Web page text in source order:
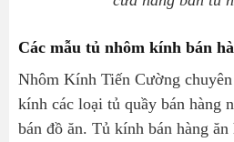
Các mẫu tủ nhôm kính bán
Nhôm Kính Tiến Cường
kính các loại tủ quầy bán hàng
bán đồ ăn. Tủ kính bán hàng